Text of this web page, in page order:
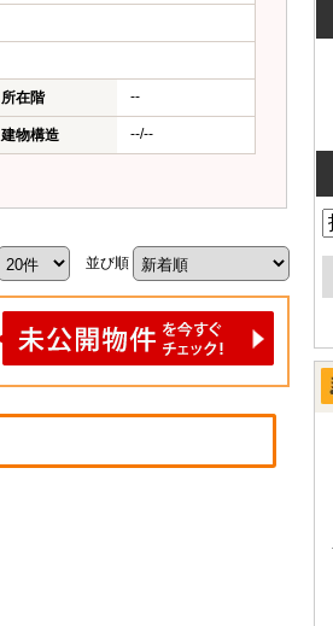
所在階 --
建物構造 --/--
並び順